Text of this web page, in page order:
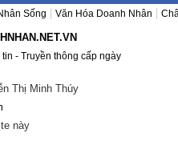
Sống Văn Hóa Doanh Nhân
- Truyền thông cấp ngày
Thị Minh Thúy
này